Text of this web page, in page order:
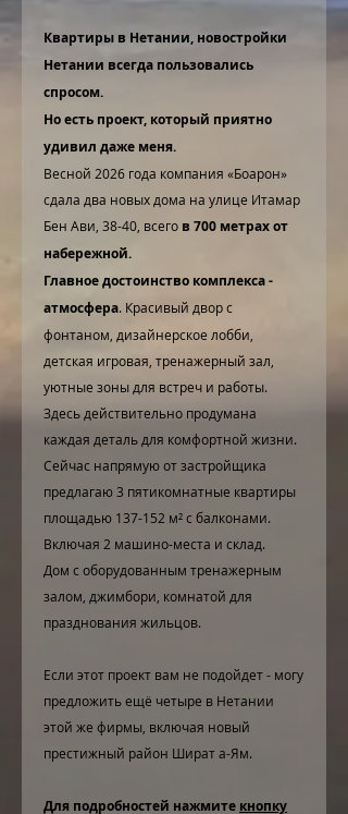
Квартиры в Нетании, новостройки
Нетании всегда пользовались
спросом.
Но есть проект, который приятно
удивил даже меня.
Весной 2026 года компания «Боарон»
сдала два новых дома на улице Итамар
Бен Ави, 38-40, всего в 700 метрах от
набережной.
Главное достоинство комплекса -
атмосфера. Красивый двор с
фонтаном, дизайнерское лобби,
детская игровая, тренажерный зал,
уютные зоны для встреч и работы.
Здесь действительно продумана
каждая деталь для комфортной жизни.
Сейчас напрямую от застройщика
предлагаю 3 пятикомнатные квартиры
площадью 137-152 м² с балконами.
Включая 2 машино-места и склад.
Дом с оборудованным тренажерным
залом, джимбори, комнатой для
празднования жильцов.
Если этот проект вам не подойдет - могу
предложить ещё четыре в Нетании
этой же фирмы, включая новый
престижный район Шират а-Ям.
Для подробностей нажмите кнопку